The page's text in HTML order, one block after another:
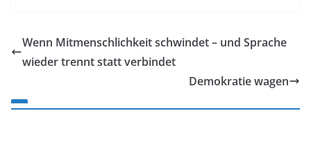
Wenn Mitmenschlichkeit schwindet – und Sprache
wieder trennt statt verbindet
Demokratie wagen